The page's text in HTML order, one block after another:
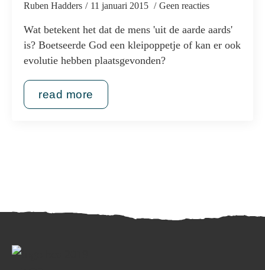
Ruben Hadders 11 januari 2015 Geen reacties
Wat betekent het dat de mens 'uit de aarde aards'
is? Boetseerde God een kleipoppetje of kan er ook
evolutie hebben plaatsgevonden?
read more